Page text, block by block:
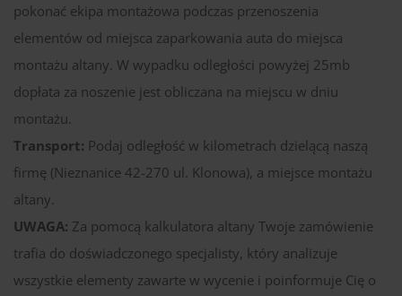
pokonać ekipa montażowa podczas przenoszenia
elementów od miejsca zaparkowania auta do miejsca
montażu altany. W wypadku odległości powyżej 25mb
dopłata za noszenie jest obliczana na miejscu w dniu
montażu.
Transport: Podaj odległość w kilometrach dzielącą naszą
firmę (Nieznanice 42-270 ul. Klonowa), a miejsce montażu
altany.
UWAGA: Za pomocą kalkulatora altany Twoje zamówienie
trafia do doświadczonego specjalisty, który analizuje
wszystkie elementy zawarte w wycenie i poinformuje Cię o